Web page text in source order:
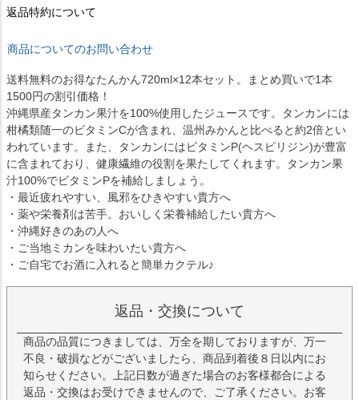
返品特約について
商品についてのお問い合わせ
送料無料のお得なたんかん720ml×12本セット。まとめ買いで1本
1500円の割引価格！
沖縄県産タンカン果汁を100%使用したジュースです。タンカンには
柑橘類随一のビタミンCが含まれ、温州みかんと比べると約2倍とい
われています。また、タンカンにはビタミンP(ヘスピリジン)が豊富
に含まれており、健康繊維の役割を果たしてくれます。タンカン果
汁100%でビタミンPを補給しましょう。
・最近疲れやすい、風邪をひきやすい貴方へ
・薬や栄養剤は苦手。おいしく栄養補給したい貴方へ
・沖縄好きのあの人へ
・ご当地ミカンを味わいたい貴方へ
・ご自宅でお酒に入れると簡単カクテル♪
返品・交換について
商品の品質につきましては、万全を期しておりますが、万一
不良・破損などがございましたら、商品到着後８日以内にお
知らせください。上記日数が過ぎた場合のお客様都合による
返品・交換はお受けできませんので、ご了承ください。お客